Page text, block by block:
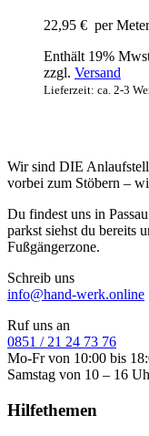
22,95 € per Meter
Enthält 19%
zzgl. Versand
Lieferzeit: ca. 2-3
Wir sind DIE
vorbei zum Stöbern –
Du findest uns in
parkst siehst du bereits
Fußgängerzone.
Schreib uns
info@hand-werk.online
Ruf uns an
0851 / 21 24 73 76
Mo-Fr von 10:00 bis
Samstag von 10 – 16
Hilfethemen